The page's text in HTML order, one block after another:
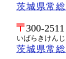
茨城県常
300-2511
いばらきけん
茨城県常